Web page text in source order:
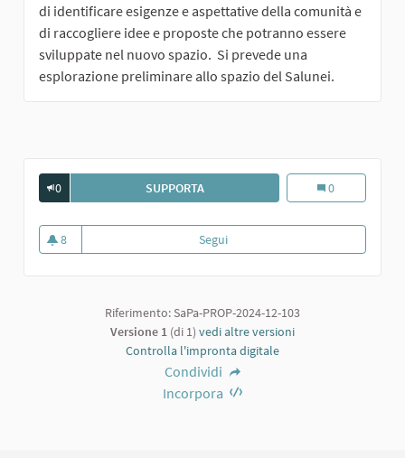
di identificare esigenze e aspettative della comunità e
di raccogliere idee e proposte che potranno essere
sviluppate nel nuovo spazio. Si prevede una
esplorazione preliminare allo spazio del Salunei.
0 SUPPORTATEATRINO PER I RAGAZZI ETeatrino per i
0
8
8 sostenitori
Segui
Riferimento: SaPa-PROP-2024-12-103
Versione 1 (di 1) vedi altre versioni
Controlla l'impronta digitale
Condividi
Incorpora